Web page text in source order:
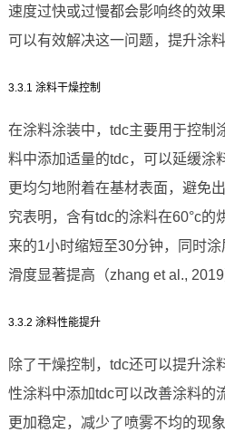
速度过快或过慢都会影响终的效
可以有效解决这一问题，提升涂
3.3.1 涂料干燥控制
在涂料涂装中，tdc主要用于控制
料中添加适量的tdc，可以延缓涂
更均匀地附着在基材表面，避免
究表明，含有tdc的涂料在60°c的
来的1小时缩短至30分钟，同时
滑度显著提高（zhang et al., 2019
3.3.2 涂料性能提升
除了干燥控制，tdc还可以提升涂
性涂料中添加tdc可以改善涂料的
更加稳定，减少了喷雾不均的现